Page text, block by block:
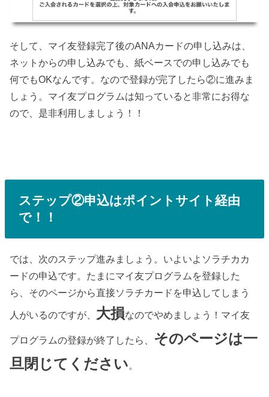
そして、マイ友登録完了後のANAカードの申し込みは、
ネットからの申し込みでも、紙ベースでの申し込みでも
何でもOKなんです。なので登録が完了したら②に進みま
しょう。マイ友プログラムは知っていると非常にお得な
ので、是非利用しましょう！！
ステップ②申込はポイントサイト経由
で！！
では、次のステップ進みましょう。いよいよソラチカカ
ードの申込です。たまにマイ友プログラムを登録した
ら、そのページから直接ソラチカードを申込してしまう
人がいるのですが、 大損なのでやめましょう！マイ友
プログラムの登録が終了したら、 そのページは一
旦閉じてください。